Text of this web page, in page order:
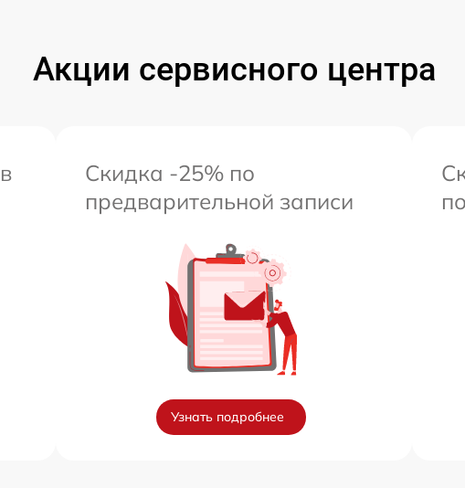
Акции сервисного центра
Скидка -25% по
предварительной записи
Узнать подробнее